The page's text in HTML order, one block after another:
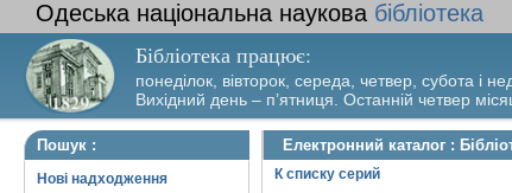
Одеська національна наукова бібліотека
Бібліотека працює:
понеділок, вівторок, середа, четвер, субота і
Вихідний день – п’ятниця. Останній четвер
Пошук :
Нові надходження
Електронний каталог :
К списку серий